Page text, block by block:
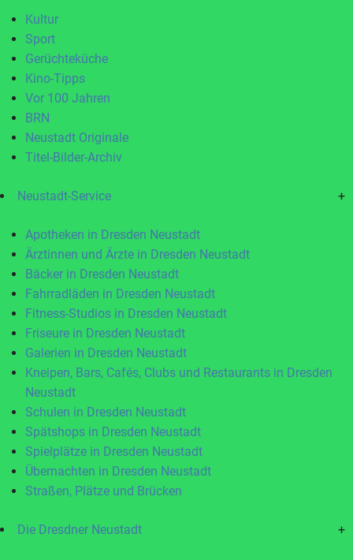
Kultur
Sport
Gerüchteküche
Kino-Tipps
Vor 100 Jahren
BRN
Neustadt Originale
Titel-Bilder-Archiv
Neustadt-Service +
Apotheken in Dresden Neustadt
Ärztinnen und Ärzte in Dresden Neustadt
Bäcker in Dresden Neustadt
Fahrradläden in Dresden Neustadt
Fitness-Studios in Dresden Neustadt
Friseure in Dresden Neustadt
Galerien in Dresden Neustadt
Kneipen, Bars, Cafés, Clubs und Restaurants in Dresden
Neustadt
Schulen in Dresden Neustadt
Spätshops in Dresden Neustadt
Spielplätze in Dresden Neustadt
Übernachten in Dresden Neustadt
Straßen, Plätze und Brücken
Die Dresdner Neustadt +